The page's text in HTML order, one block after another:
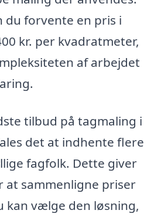
du forvente en pris i
kr. per kvadratmeter,
af arbejdet
tilbud på tagmaling i
det at indhente flere
fagfolk. Dette giver
at sammenligne priser
kan vælge den løsning,